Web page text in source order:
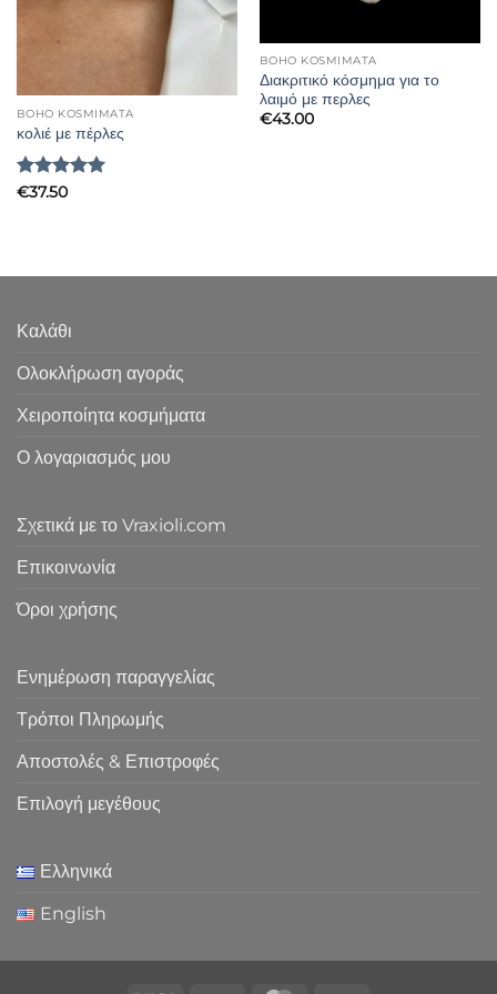
BOHO KOSMIMATA
κολιέ με πέρλες
Βαθμολογήθηκε
€37.50
BOHO KOSMIMATA
Διακριτικό κόσμημα για το
λαιμό με περλες
€43.00
Καλάθι
Ολοκλήρωση αγοράς
Χειροποίητα κοσμήματα
Ο λογαριασμός μου
Σχετικά με το Vraxioli.com
Επικοινωνία
Όροι χρήσης
Ενημέρωση παραγγελίας
Τρόποι Πληρωμής
Αποστολές & Επιστροφές
Επιλογή μεγέθους
Ελληνικά
English